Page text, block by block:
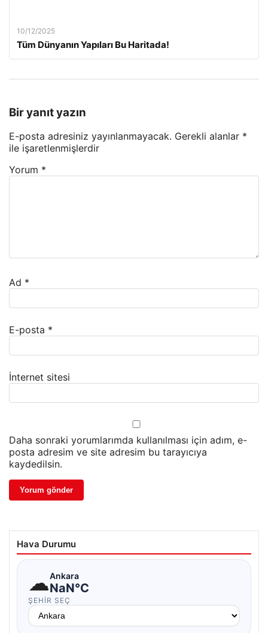
10/12/2025
Tüm Dünyanın Yapıları Bu Haritada!
Bir yanıt yazın
E-posta adresiniz yayınlanmayacak. Gerekli alanlar *
ile işaretlenmişlerdir
Yorum *
Ad *
E-posta *
İnternet sitesi
Daha sonraki yorumlarımda kullanılması için adım, e-
posta adresim ve site adresim bu tarayıcıya
kaydedilsin.
Hava Durumu
☁Ankara
NaN°C
ŞEHIR SEÇ